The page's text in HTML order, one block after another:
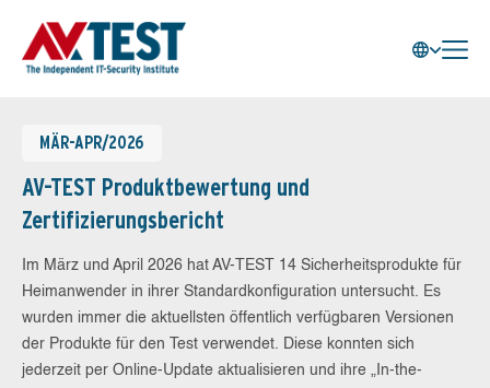
MÄR-APR/2026
AV-TEST Produktbewertung und
Zertifizierungsbericht
Im März und April 2026 hat AV-TEST 14 Sicherheitsprodukte für
Heimanwender in ihrer Standardkonfiguration untersucht. Es
wurden immer die aktuellsten öffentlich verfügbaren Versionen
der Produkte für den Test verwendet. Diese konnten sich
jederzeit per Online-Update aktualisieren und ihre „In-the-